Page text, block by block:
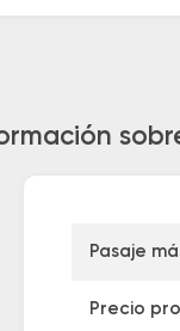
Pasaje
Precio